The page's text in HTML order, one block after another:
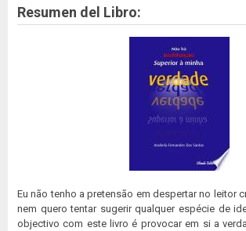
Resumen del Libro:
Eu não tenho a pretensão em despertar no leitor
nem quero tentar sugerir qualquer espécie de
objectivo com este livro é provocar em si a